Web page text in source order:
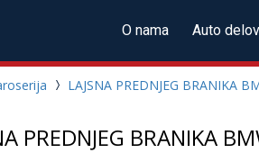
O nama Auto
LAJSNA PREDNJEG BRANIKA
PREDNJEG BRANIKA